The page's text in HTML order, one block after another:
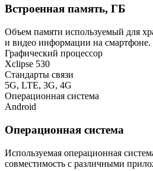
Встроенная память, ГБ
Объем памяти используемый для
и видео информации на смартфоне.
Графический процессор
Xclipse 530
Стандарты связи
5G, LTE, 3G, 4G
Операционная система
Android
Операционная система
Используемая операционная
совместимость с различными